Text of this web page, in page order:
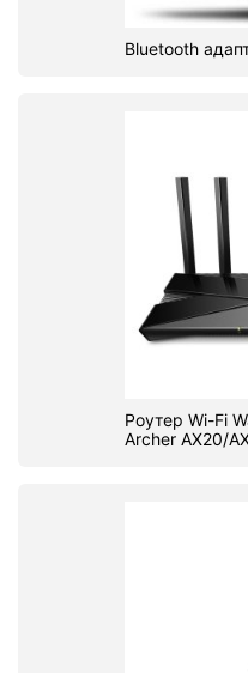
Bluetooth
Роутер Wi-Fi
Archer AX20/